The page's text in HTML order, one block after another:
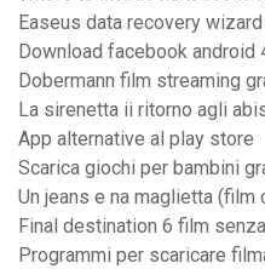
Easeus data recovery
Download facebook android
Dobermann film streaming
La sirenetta ii ritorno agli
App alternative al play store
Scarica giochi per bambini
Un jeans e na maglietta
Final destination 6 film
Programmi per scaricare